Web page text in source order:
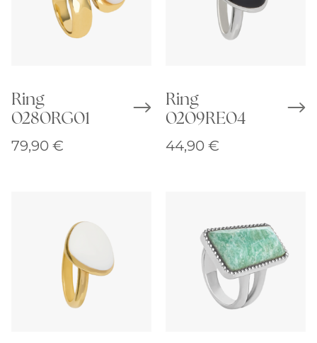
Ring
0280RG01
79,90 €
Ring
0209RE04
44,90 €